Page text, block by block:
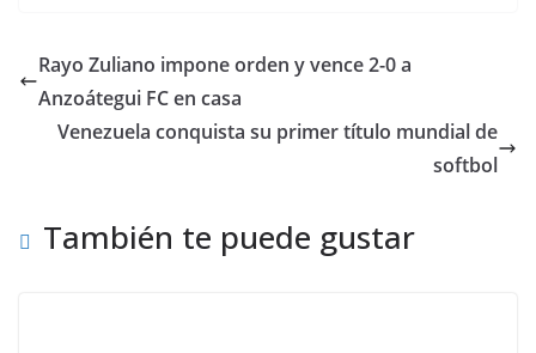
Rayo Zuliano impone orden y vence 2-0 a
Anzoátegui FC en casa
Venezuela conquista su primer título mundial de
softbol
También te puede gustar